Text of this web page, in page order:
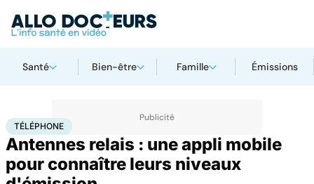
Santé Bien-être Famille Émissions
AccueilBien-être
TÉLÉPHONE
Antennes relais : une appli mobile
pour connaître leurs niveaux